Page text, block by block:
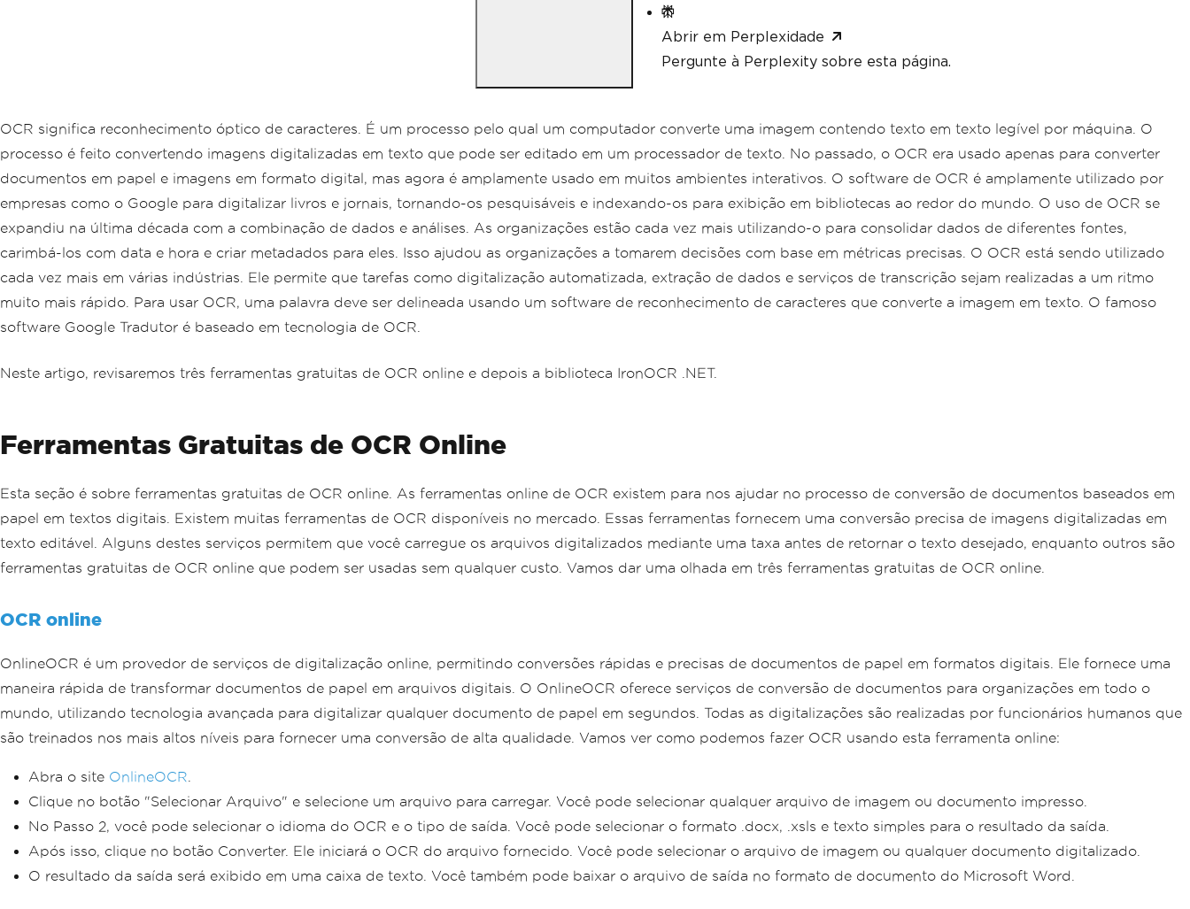
Abrir em Perplexidade
Pergunte à Perplexity sobre esta página.
OCR significa reconhecimento óptico de caracteres. É um processo pelo qual um computador converte uma imagem contendo texto em texto legível por máquina. O
processo é feito convertendo imagens digitalizadas em texto que pode ser editado em um processador de texto. No passado, o OCR era usado apenas para converter
documentos em papel e imagens em formato digital, mas agora é amplamente usado em muitos ambientes interativos. O software de OCR é amplamente utilizado por
empresas como o Google para digitalizar livros e jornais, tornando-os pesquisáveis e indexando-os para exibição em bibliotecas ao redor do mundo. O uso de OCR se
expandiu na última década com a combinação de dados e análises. As organizações estão cada vez mais utilizando-o para consolidar dados de diferentes fontes,
carimbá-los com data e hora e criar metadados para eles. Isso ajudou as organizações a tomarem decisões com base em métricas precisas. O OCR está sendo utilizado
cada vez mais em várias indústrias. Ele permite que tarefas como digitalização automatizada, extração de dados e serviços de transcrição sejam realizadas a um ritmo
muito mais rápido. Para usar OCR, uma palavra deve ser delineada usando um software de reconhecimento de caracteres que converte a imagem em texto. O famoso
software Google Tradutor é baseado em tecnologia de OCR.
Neste artigo, revisaremos três ferramentas gratuitas de OCR online e depois a biblioteca IronOCR .NET.
Ferramentas Gratuitas de OCR Online
Esta seção é sobre ferramentas gratuitas de OCR online. As ferramentas online de OCR existem para nos ajudar no processo de conversão de documentos baseados em
papel em textos digitais. Existem muitas ferramentas de OCR disponíveis no mercado. Essas ferramentas fornecem uma conversão precisa de imagens digitalizadas em
texto editável. Alguns destes serviços permitem que você carregue os arquivos digitalizados mediante uma taxa antes de retornar o texto desejado, enquanto outros são
ferramentas gratuitas de OCR online que podem ser usadas sem qualquer custo. Vamos dar uma olhada em três ferramentas gratuitas de OCR online.
OCR online
OnlineOCR é um provedor de serviços de digitalização online, permitindo conversões rápidas e precisas de documentos de papel em formatos digitais. Ele fornece uma
maneira rápida de transformar documentos de papel em arquivos digitais. O OnlineOCR oferece serviços de conversão de documentos para organizações em todo o
mundo, utilizando tecnologia avançada para digitalizar qualquer documento de papel em segundos. Todas as digitalizações são realizadas por funcionários humanos que
são treinados nos mais altos níveis para fornecer uma conversão de alta qualidade. Vamos ver como podemos fazer OCR usando esta ferramenta online:
Abra o site OnlineOCR
Clique no botão "Selecionar Arquivo" e selecione um arquivo para carregar. Você pode selecionar qualquer arquivo de imagem ou documento impresso.
No Passo 2, você pode selecionar o idioma do OCR e o tipo de saída. Você pode selecionar o formato .docx, .xsls e texto simples para o resultado da saída.
Após isso, clique no botão Converter. Ele iniciará o OCR do arquivo fornecido. Você pode selecionar o arquivo de imagem ou qualquer documento digitalizado.
O resultado da saída será exibido em uma caixa de texto. Você também pode baixar o arquivo de saída no formato de documento do Microsoft Word.